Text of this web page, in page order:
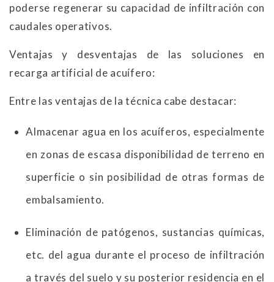
poderse regenerar su capacidad de infiltración con
caudales operativos.
Ventajas y desventajas de las soluciones en
recarga artificial de acuífero:
Entre las ventajas de la técnica cabe destacar:
Almacenar agua en los acuíferos, especialmente
en zonas de escasa disponibilidad de terreno en
superficie o sin posibilidad de otras formas de
embalsamiento.
Eliminación de patógenos, sustancias químicas,
etc. del agua durante el proceso de infiltración
a través del suelo y su posterior residencia en el